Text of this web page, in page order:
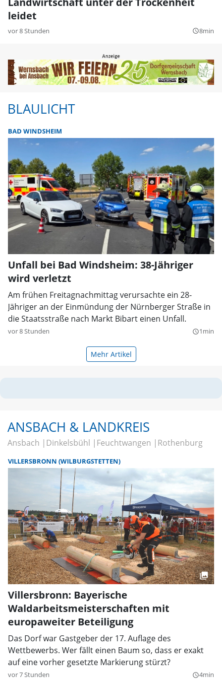
leidet
vor 8 Stunden query_builder8min
BLAULICHT
BAD WINDSHEIM
Unfall bei Bad Windsheim: 38-Jähriger
wird verletzt
Am frühen Freitagnachmittag verursachte ein 28-
Jähriger an der Einmündung der Nürnberger Straße in
die Staatsstraße nach Markt Bibart einen Unfall.
vor 8 Stunden query_builder1min
Mehr Artikel
ANSBACH & LANDKREIS
Ansbach Dinkelsbühl Feuchtwangen Rothenburg
VILLERSBRONN (WILBURGSTETTEN)
Villersbronn: Bayerische
Waldarbeitsmeisterschaften mit
europaweiter Beteiligung
Das Dorf war Gastgeber der 17. Auflage des
Wettbewerbs. Wer fällt einen Baum so, dass er exakt
auf eine vorher gesetzte Markierung stürzt?
vor 7 Stunden query_builder4min